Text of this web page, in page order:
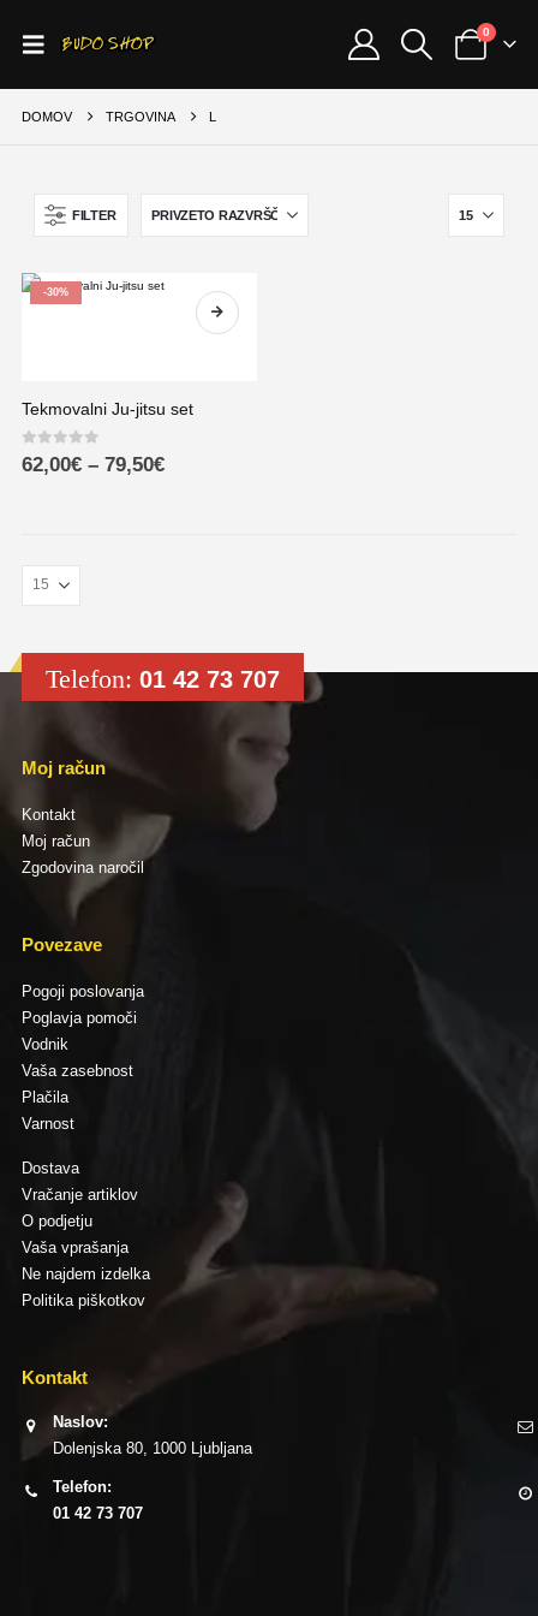
0
DOMOV TRGOVINA L
FILTER
-30%
Tekmovalni Ju-jitsu set
0out of 5
62,00€ – 79,50€
Telefon: 01 42 73 707
Moj račun
Kontakt
Moj račun
Zgodovina naročil
Povezave
Pogoji poslovanja
Poglavja pomoči
Vodnik
Vaša zasebnost
Plačila
Varnost
Dostava
Vračanje artiklov
O podjetju
Vaša vprašanja
Ne najdem izdelka
Politika piškotkov
Kontakt
Naslov:
Dolenjska 80, 1000 Ljubljana
Telefon:
01 42 73 707